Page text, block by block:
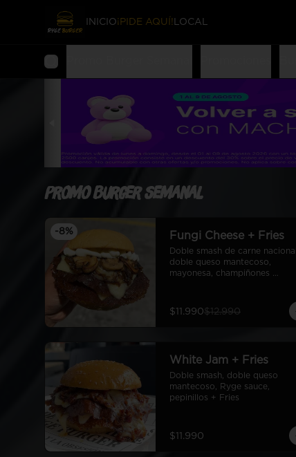
INICIO¡PIDE AQUÍ! LOCAL
Promo Burger Semanal
-8% Fungi Cheese + Fries
Doble smash de carne nacional,
doble queso mantecoso,
mayonesa, champiñones
$11.990$12.990
White Jam + Fries
Doble smash, doble queso
mantecoso, Ryge sauce,
pepinillos + Fries
$11.990